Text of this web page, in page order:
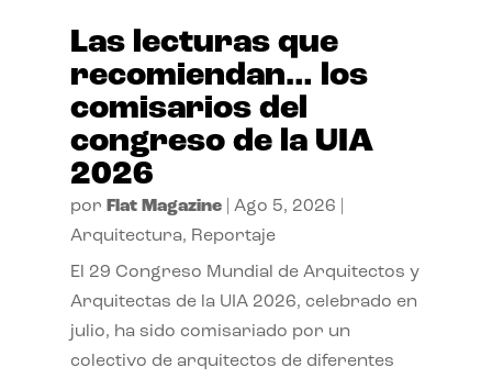
Las lecturas que
recomiendan… los
comisarios del
congreso de la UIA
2026
por Flat Magazine| Ago 5, 2026
Arquitectura, Reportaje
El 29 Congreso Mundial de Arquitectos y
Arquitectas de la UIA 2026, celebrado en
julio, ha sido comisariado por un
colectivo de arquitectos de diferentes